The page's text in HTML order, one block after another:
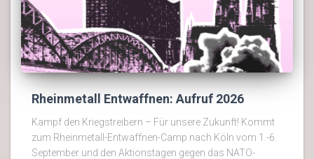
Rheinmetall Entwaffnen: Aufruf 2026
Kampf den Kriegstreibern – Für unsere Zukunft! Kommt
zum Rheinmetall-Entwaffnen-Camp nach Köln vom 1.-6.
September und den Aktionstagen gegen das NATO-